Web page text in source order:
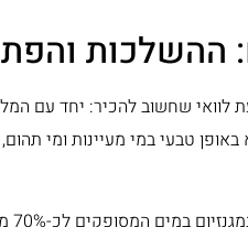
ההשלכות
לוואי שחשוב להכיר: יחד עם
טבעי במי מעיינות ומי